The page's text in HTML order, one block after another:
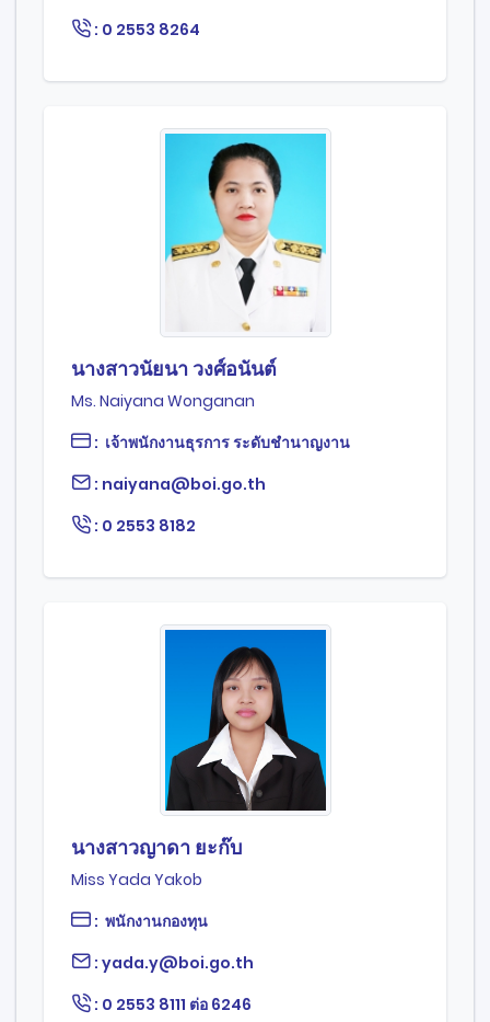
: 0 2553 8264
นางสาวนัยนา วงศ์อนันต์
Ms. Naiyana Wonganan
: เจ้าพนักงานธุรการ ระดับชำนาญงาน
: naiyana@boi.go.th
: 0 2553 8182
นางสาวญาดา ยะก๊บ
Miss Yada Yakob
: พนักงานกองทุน
: yada.y@boi.go.th
: 0 2553 8111 ต่อ 6246